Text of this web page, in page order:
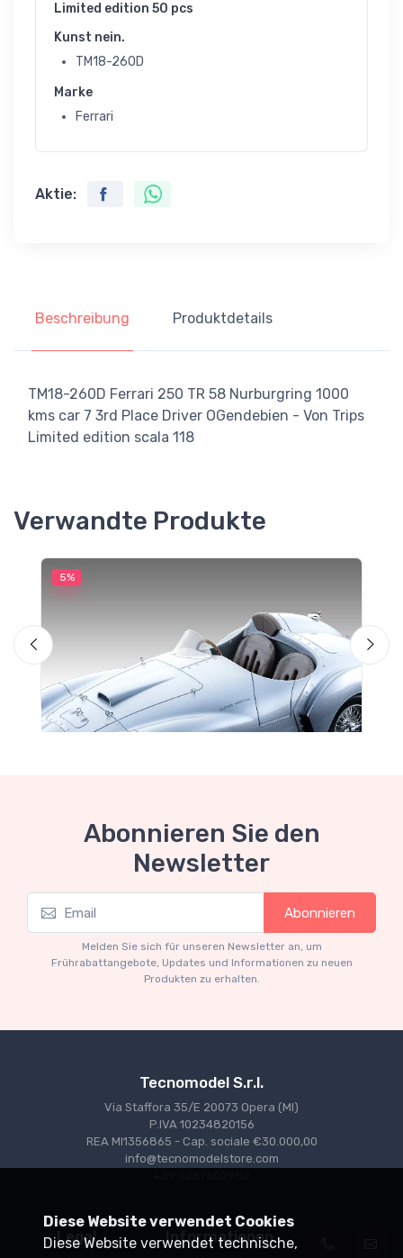
Limited edition 50 pcs
Kunst nein.
TM18-260D
Marke
Ferrari
Aktie:
Beschreibung Produktdetails
TM18-260D Ferrari 250 TR 58 Nurburgring 1000
kms car 7 3rd Place Driver OGendebien - Von Trips
Limited edition scala 118
Verwandte Produkte
5%
Mythos Collection 1-18
Ferrari 166 MM Abarth Metallic Silver Press
€227.05 €239.00
Abonnieren Sie den
Newsletter
Abonnieren
Melden Sie sich für unseren Newsletter an, um
Frührabattangebote, Updates und Informationen zu neuen
Produkten zu erhalten.
Tecnomodel S.r.l.
Via Staffora 35/E 20073 Opera (MI)
P.IVA 10234820156
REA MI1356865 - Cap. sociale €30.000,00
info@tecnomodelstore.com
Legal Informationen
Diese Website verwendet Cookies
Diese Website verwendet technische,